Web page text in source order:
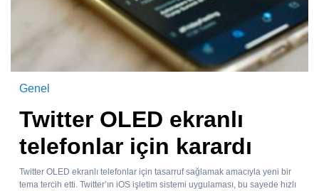
Genel
Twitter OLED ekranlı
telefonlar için karardı
Twitter OLED ekranlı telefonlar için tasarruf sağlamak amacıyla yeni bir
tema tercih etti. Twitter’ın iOS işletim sistemi uygulaması, bu sayede hızlı